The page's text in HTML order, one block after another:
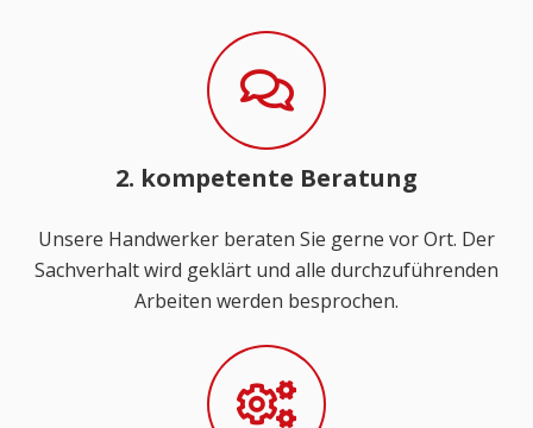
2. kompetente Beratung
Unsere Handwerker beraten Sie gerne vor Ort. Der
Sachverhalt wird geklärt und alle durchzuführenden
Arbeiten werden besprochen.